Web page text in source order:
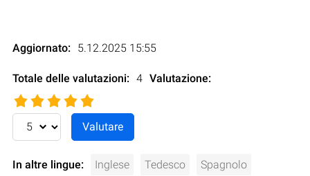
Aggiornato: 5.12.2025 15:55
Totale delle valutazioni: 4 Valutazione:
In altre lingue: Inglese Tedesco Spagnolo